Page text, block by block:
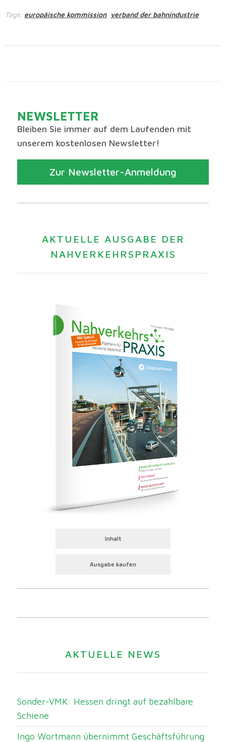
Tags: europäische kommission, verband der bahnindustrie
NEWSLETTER
Bleiben Sie immer auf dem Laufenden mit
unserem kostenlosen Newsletter!
Zur Newsletter-Anmeldung
AKTUELLE AUSGABE DER
NAHVERKEHRSPRAXIS
Inhalt
Ausgabe kaufen
AKTUELLE NEWS
Sonder-VMK: Hessen dringt auf bezahlbare
Schiene
Ingo Wortmann übernimmt Geschäftsführung